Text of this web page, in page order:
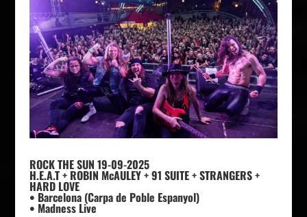
ROCK THE SUN 19-09-2025
H.E.A.T + ROBIN McAULEY + 91 SUITE + STRANGERS +
HARD LOVE
• Barcelona (Carpa de Poble Espanyol)
• Madness Live